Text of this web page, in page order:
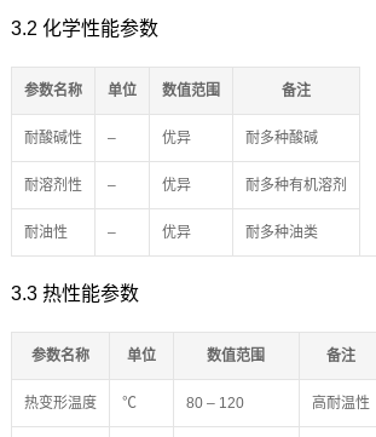
3.2 化学性能参数
参数名称 单位 数值范围 备注
耐酸碱性 – 优异 耐多种酸碱
耐溶剂性 – 优异 耐多种有机溶剂
耐油性 – 优异 耐多种油类
3.3 热性能参数
参数名称 单位 数值范围 备注
热变形温度 ℃ 80 – 120 高耐温性